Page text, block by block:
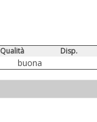
Qualità Disp.
buona